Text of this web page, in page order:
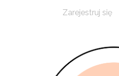
Zarejestruj się